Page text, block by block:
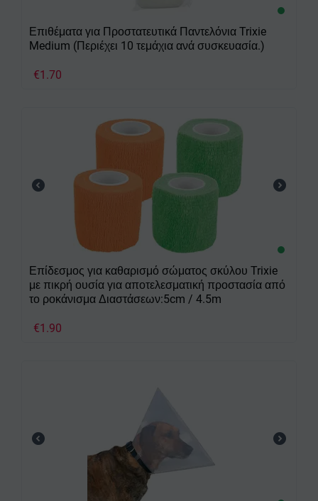
Επιθέματα για Προστατευτικά Παντελόνια Trixie
Medium (Περιέχει 10 τεμάχια ανά συσκευασία.)
€1.70
Επίδεσμος για καθαρισμό σώματος σκύλου Trixie
με πικρή ουσία για αποτελεσματική προστασία από
το ροκάνισμα Διαστάσεων:5cm / 4.5m
€1.90